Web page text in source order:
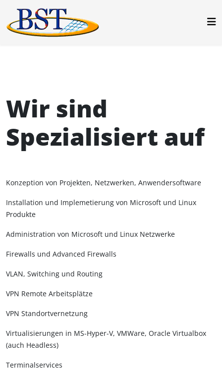
Wir sind
Spezialisiert auf
Konzeption von Projekten, Netzwerken, Anwendersoftware
Installation und Implemetierung von Microsoft und Linux
Produkte
Administration von Microsoft und Linux Netzwerke
Firewalls und Advanced Firewalls
VLAN, Switching und Routing
VPN Remote Arbeitsplätze
VPN Standortvernetzung
Virtualisierungen in MS-Hyper-V, VMWare, Oracle Virtualbox
(auch Headless)
Terminalservices